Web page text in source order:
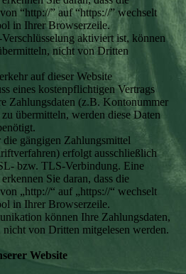
“http://” auf “https://” wechselt
in Ihrer Browserzeile.
aktiviert ist, können
nicht von Dritten
auf dieser Website
eines kostenpflichtigen Vertrags
Zahlungsdaten (z.B. Kontonummer
übermitteln, werden diese Daten
gängigen Zahlungsmittel
erfolgt ausschließlich
bzw. TLS-Verbindung. Eine
Sie daran, dass die
„http://“ auf „https://“ wechselt
in Ihrer Browserzeile.
können Ihre Zahlungsdaten,
von Dritten mitgelesen werden.
Website